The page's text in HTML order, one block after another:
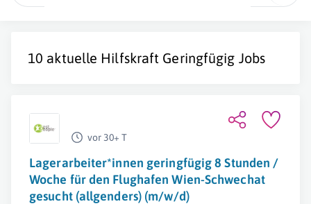
10 aktuelle Hilfskraft Geringfügig Jobs
vor 30+ T
Lagerarbeiter*innen geringfügig 8 Stunden /
Woche für den Flughafen Wien-Schwechat
gesucht (allgenders) (m/w/d)